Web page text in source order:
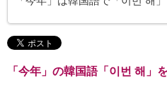
「今年」の韓国語「이번 해」